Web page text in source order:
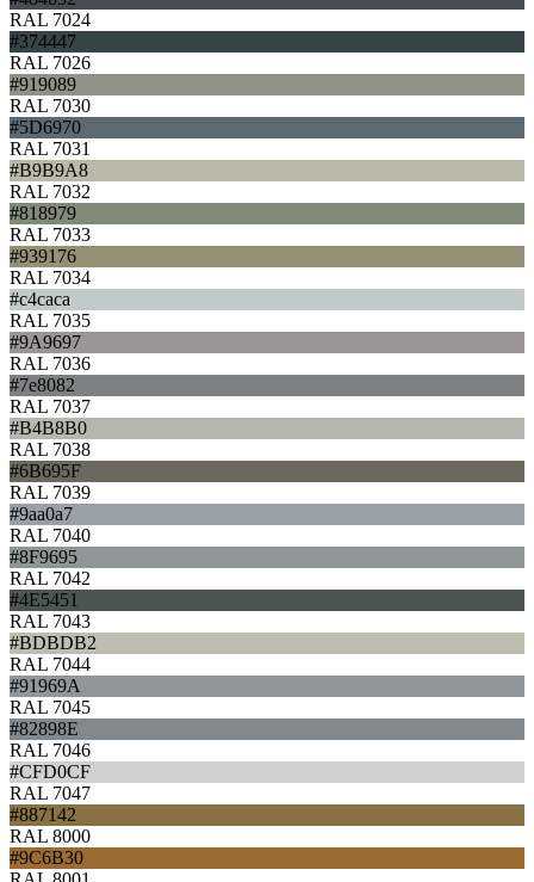
RAL 7024
#374447
RAL 7026
#919089
RAL 7030
#5D6970
RAL 7031
#B9B9A8
RAL 7032
#818979
RAL 7033
#939176
RAL 7034
#c4caca
RAL 7035
#9A9697
RAL 7036
#7e8082
RAL 7037
#B4B8B0
RAL 7038
#6B695F
RAL 7039
#9aa0a7
RAL 7040
#8F9695
RAL 7042
#4E5451
RAL 7043
#BDBDB2
RAL 7044
#91969A
RAL 7045
#82898E
RAL 7046
#CFD0CF
RAL 7047
#887142
RAL 8000
#9C6B30